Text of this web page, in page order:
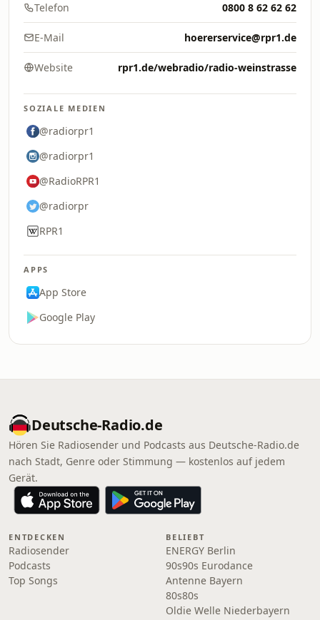
Telefon 0800 8 62 62 62
E-Mail hoererservice@rpr1.de
Website rpr1.de/webradio/radio-weinstrasse
SOZIALE MEDIEN
@radiorpr1
@radiorpr1
@RadioRPR1
@radiorpr
RPR1
APPS
App Store
Google Play
Deutsche-Radio.de
Hören Sie Radiosender und Podcasts aus Deutsche-Radio.de
nach Stadt, Genre oder Stimmung — kostenlos auf jedem
Gerät.
ENTDECKEN
Radiosender
Podcasts
Top Songs
BELIEBT
ENERGY Berlin
90s90s Eurodance
Antenne Bayern
80s80s
Oldie Welle Niederbayern